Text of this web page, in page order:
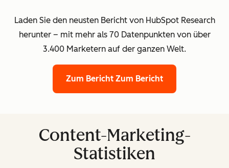
Laden Sie den neusten Bericht von HubSpot Research
herunter – mit mehr als 70 Datenpunkten von über
3.400 Marketern auf der ganzen Welt.
Zum Bericht Zum Bericht
Content-Marketing-
Statistiken